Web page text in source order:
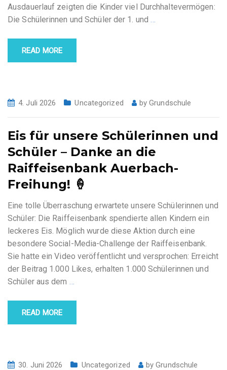
Ausdauerlauf zeigten die Kinder viel Durchhaltevermögen:
Die Schülerinnen und Schüler der 1. und…
READ MORE
4. Juli 2026 Uncategorized byGrundschule
Eis für unsere Schülerinnen und
Schüler – Danke an die
Raiffeisenbank Auerbach-
Freihung! 🍦
Eine tolle Überraschung erwartete unsere Schülerinnen und
Schüler: Die Raiffeisenbank spendierte allen Kindern ein
leckeres Eis. Möglich wurde diese Aktion durch eine
besondere Social-Media-Challenge der Raiffeisenbank.
Sie hatte ein Video veröffentlicht und versprochen: Erreicht
der Beitrag 1.000 Likes, erhalten 1.000 Schülerinnen und
Schüler aus dem …
READ MORE
30. Juni 2026 Uncategorized byGrundschule